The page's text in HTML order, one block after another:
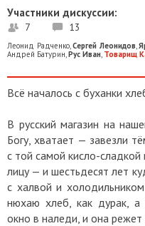
Участники дискуссии:
7 13
Леонид Радченко, Сергей Леонидов
Андрей Батурин Рус Иван Товарищ
Всё началось с буханки
В русский магазин на
Богу, хватает — завезли
с той самой кисло-сладкой
лицу — и шестьдесят лет
с халвой и
нюхаю хлеб, как дурак, а
окно в наледи, и она